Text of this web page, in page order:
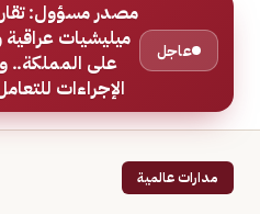
عاجل
مصدر مسؤول:
ميليشيات عراقية
على
الإجراءات
مدارات عالمية